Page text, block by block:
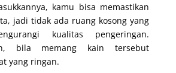
kamu bisa memastikan
jadi tidak ada ruang kosong yang
kualitas pengeringan.
bila memang kain tersebut
yang ringan.